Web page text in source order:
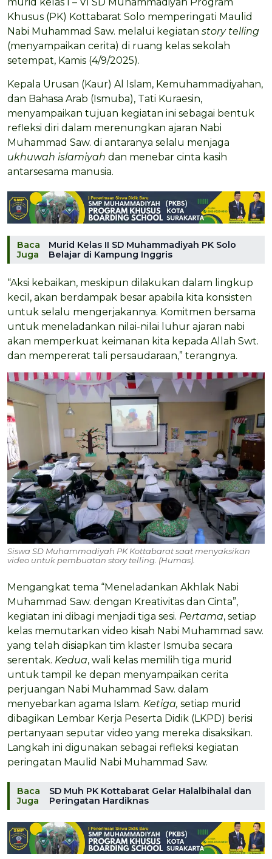
murid kelas I – VI SD Muhammadiyah Program
Khusus (PK) Kottabarat Solo memperingati Maulid
Nabi Muhammad Saw. melalui kegiatan story telling
(menyampaikan cerita) di ruang kelas sekolah
setempat, Kamis (4/9/2025).
Kepala Urusan (Kaur) Al Islam, Kemuhammadiyahan,
dan Bahasa Arab (Ismuba), Tati Kuraesin,
menyampaikan tujuan kegiatan ini sebagai bentuk
refleksi diri dalam merenungkan ajaran Nabi
Muhammad Saw. di antaranya selalu menjaga
ukhuwah islamiyah dan menebar cinta kasih
antarsesama manusia.
Baca
Juga
Murid Kelas II SD Muhammadiyah PK Solo
Belajar di Kampung Inggris
“Aksi kebaikan, meskipun dilakukan dalam lingkup
kecil, akan berdampak besar apabila kita konsisten
untuk selalu mengerjakannya. Komitmen bersama
untuk meneladankan nilai-nilai luhur ajaran nabi
akan memperkuat keimanan kita kepada Allah Swt.
dan mempererat tali persaudaraan,” terangnya.
Siswa SD Muhammadiyah PK Kottabarat saat menyaksikan
video untuk pembuatan story telling. (Humas).
Mengangkat tema “Meneladankan Akhlak Nabi
Muhammad Saw. dengan Kreativitas dan Cinta”,
kegiatan ini dibagi menjadi tiga sesi. Pertama, setiap
kelas memutarkan video kisah Nabi Muhammad saw.
yang telah disiapkan tim klaster Ismuba secara
serentak. Kedua, wali kelas memilih tiga murid
untuk tampil ke depan menyampaikan cerita
perjuangan Nabi Muhammad Saw. dalam
menyebarkan agama Islam. Ketiga, setiap murid
dibagikan Lembar Kerja Peserta Didik (LKPD) berisi
pertanyaan seputar video yang mereka disaksikan.
Langkah ini digunakan sebagai refleksi kegiatan
peringatan Maulid Nabi Muhammad Saw.
Baca
Juga
SD Muh PK Kottabarat Gelar Halalbihalal dan
Peringatan Hardiknas